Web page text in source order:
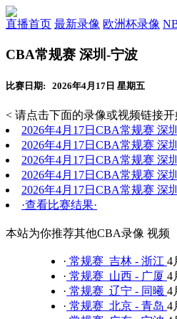
直播首页 最新录像 欧洲杯录像
CBA常规赛 深圳-宁波
比赛日期: 2026年4月17日 星期五
< 请点击下面的录像或视频链接
2026年4月17日CBA常规赛 深
2026年4月17日CBA常规赛 深
2026年4月17日CBA常规赛 深
2026年4月17日CBA常规赛 深
2026年4月17日CBA常规赛 深
·查看比赛结果·
本站为你推荐其他CBA录像 视频
· 常规赛 吉林 - 浙江 4
· 常规赛 山西 - 广厦 4
· 常规赛 辽宁 - 同曦 4
· 常规赛 北京 - 青岛 4